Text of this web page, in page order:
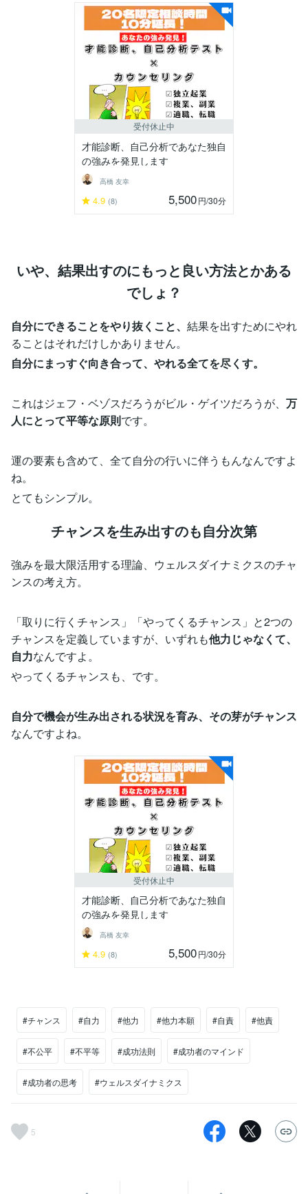
受付休止中
才能診断、自己分析であなた独自
の強みを発見します
高橋 友幸
4.9 (8) 5,500円/30分
いや、結果出すのにもっと良い方法とかある
でしょ？
自分にできることをやり抜くこと、 結果を出すためにやれ
ることはそれだけしかありません。
自分にまっすぐ向き合って、やれる全てを尽くす。
これはジェフ・ベゾスだろうがビル・ゲイツだろうが、 万
人にとって平等な原則です。
運の要素も含めて、全て自分の行いに伴うもんなんですよ
ね。
とてもシンプル。
チャンスを生み出すのも自分次第
強みを最大限活用する理論、ウェルスダイナミクスのチャ
ンスの考え方。
「取りに行くチャンス」「やってくるチャンス」と2つの
チャンスを定義していますが、いずれも他力じゃなくて、
自力なんですよ。
やってくるチャンスも、です。
自分で機会が生み出される状況を育み、その芽がチャンス
なんですよね。
受付休止中
才能診断、自己分析であなた独自
の強みを発見します
高橋 友幸
4.9 (8) 5,500円/30分
#チャンス #自力 #他力 #他力本願 #自責 #他責
#不公平 #不平等 #成功法則 #成功者のマインド
#成功者の思考 #ウェルスダイナミクス
5